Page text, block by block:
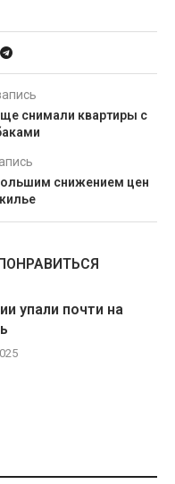
снимали квартиры с
снижением цен
упали почти на